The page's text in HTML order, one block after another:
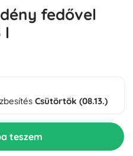
fedővel
l
Csütörtök (08.13.)
teszem